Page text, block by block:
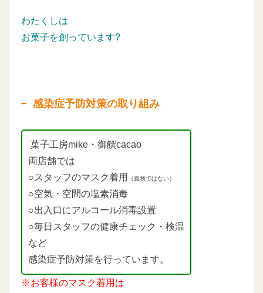
わたくしは
お菓子を創っています?
感染症予防対策の取り組み
菓子工房mike・御饌cacao
両店舗では
○スタッフのマスク着用
（義務ではない）
○空気・空間の塩素消毒
○出入口にアルコール消毒設置
○毎日スタッフの健康チェック・検温
など
感染症予防対策を行っています。
※お客様のマスク着用は